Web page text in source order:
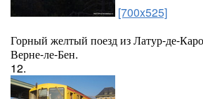
[700x525]
Горный желтый поезд из Латур-де-
Верне-ле-Бен.
12.